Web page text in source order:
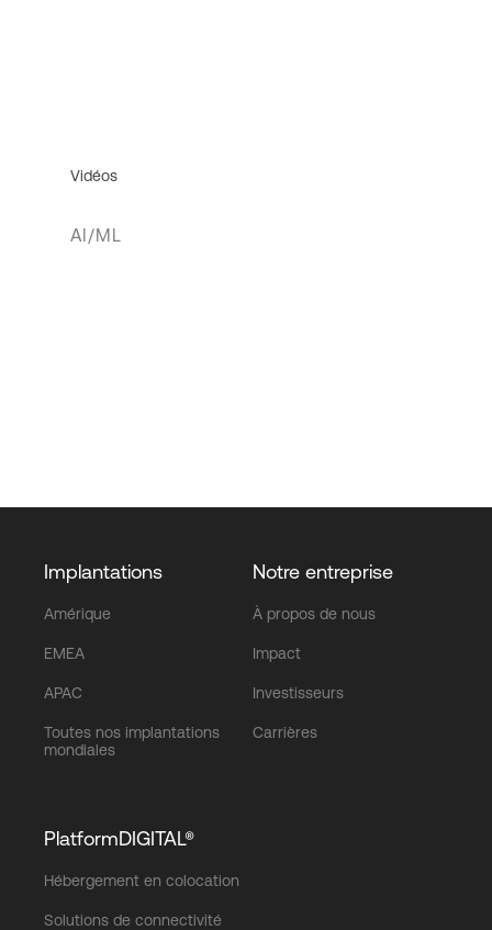
Vidéos
AI/ML
Implantations
Amérique
EMEA
APAC
Toutes nos implantations
mondiales
Notre entreprise
À propos de nous
Impact
Investisseurs
Carrières
PlatformDIGITAL®
Hébergement en colocation
Solutions de connectivité